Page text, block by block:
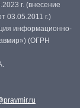
г. (внесение
03.05.2011 г.)
информационно-
(ОГРН